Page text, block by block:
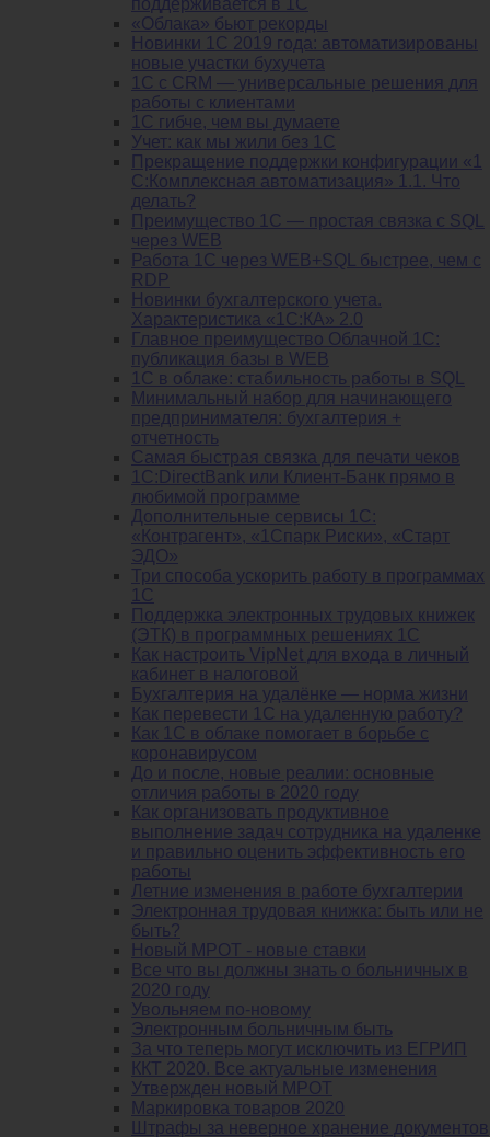
«Облака» бьют рекорды
Новинки 1С 2019 года: автоматизированы
новые участки бухучета
1С с CRM — универсальные решения для
работы с клиентами
1С гибче, чем вы думаете
Учет: как мы жили без 1С
Прекращение поддержки конфигурации «1
С:Комплексная автоматизация» 1.1. Что
делать?
Преимущество 1С — простая связка с SQL
через WEB
Работа 1С через WEB+SQL быстрее, чем с
RDP
Новинки бухгалтерского учета.
Характеристика «1С:КА» 2.0
Главное преимущество Облачной 1С:
публикация базы в WEB
1С в облаке: стабильность работы в SQL
Минимальный набор для начинающего
предпринимателя: бухгалтерия +
отчетность
Самая быстрая связка для печати чеков
1С:DirectBank или Клиент-Банк прямо в
любимой программе
Дополнительные сервисы 1С:
«Контрагент», «1Спарк Риски», «Старт
ЭДО»
Три способа ускорить работу в программах
1С
Поддержка электронных трудовых книжек
(ЭТК) в программных решениях 1С
Как настроить VipNet для входа в личный
кабинет в налоговой
Бухгалтерия на удалёнке — норма жизни
Как перевести 1С на удаленную работу?
Как 1С в облаке помогает в борьбе с
коронавирусом
До и после, новые реалии: основные
отличия работы в 2020 году
Как организовать продуктивное
выполнение задач сотрудника на удаленке
и правильно оценить эффективность его
работы
Летние изменения в работе бухгалтерии
Электронная трудовая книжка: быть или не
быть?
Новый МРОТ - новые ставки
Все что вы должны знать о больничных в
2020 году
Увольняем по-новому
Электронным больничным быть
За что теперь могут исключить из ЕГРИП
ККТ 2020. Все актуальные изменения
Утвержден новый МРОТ
Маркировка товаров 2020
Штрафы за неверное хранение документов